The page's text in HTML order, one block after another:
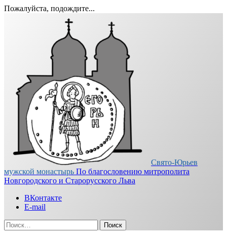
Пожалуйста, подождите...
Свято-Юрьев
мужской монастырь По благословению митрополита
Новгородского и Старорусского Льва
ВКонтакте
E-mail
Найти: